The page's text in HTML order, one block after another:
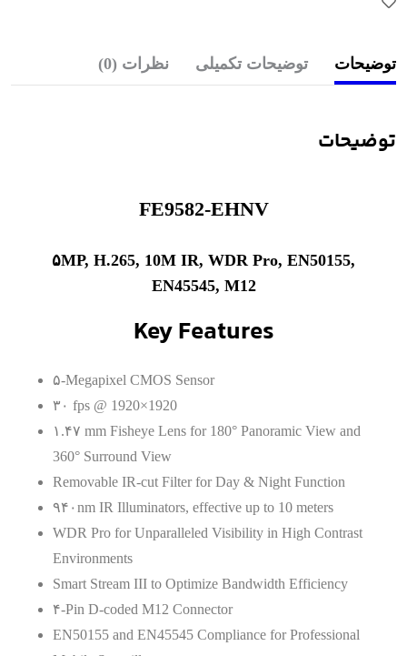
توضیحات توضیحات تکمیلی نظرات (0)
توضیحات
FE9582-EHNV
۵MP, H.265, 10M IR, WDR Pro, EN50155,
EN45545, M12
Key Features
۵-Megapixel CMOS Sensor
۳۰ fps @ 1920×1920
۱.۴۷ mm Fisheye Lens for 180° Panoramic View and
360° Surround View
Removable IR-cut Filter for Day & Night Function
۹۴۰nm IR Illuminators, effective up to 10 meters
WDR Pro for Unparalleled Visibility in High Contrast
Environments
Smart Stream III to Optimize Bandwidth Efficiency
۴-Pin D-coded M12 Connector
EN50155 and EN45545 Compliance for Professional